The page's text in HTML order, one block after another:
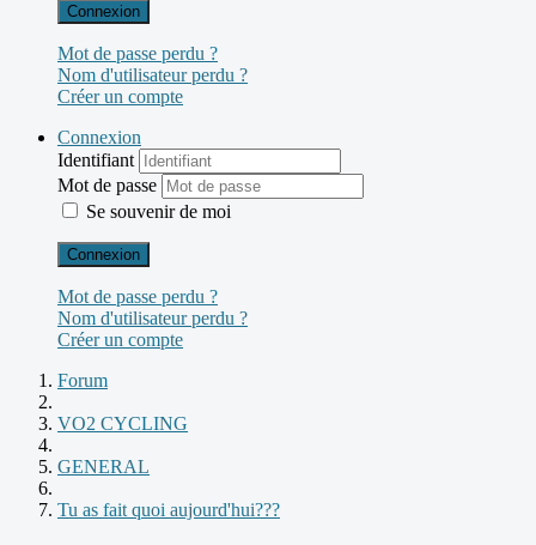
Connexion
Mot de passe perdu ?
Nom d'utilisateur perdu ?
Créer un compte
Connexion
Identifiant
Mot de passe
Se souvenir de moi
Connexion
Mot de passe perdu ?
Nom d'utilisateur perdu ?
Créer un compte
Forum
VO2 CYCLING
GENERAL
Tu as fait quoi aujourd'hui???